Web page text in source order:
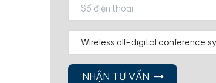
NHẬN TƯ VẤN